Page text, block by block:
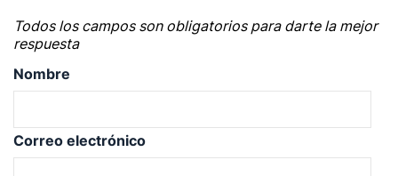
Todos los campos son obligatorios para darte la mejor
respuesta
Nombre
Correo electrónico